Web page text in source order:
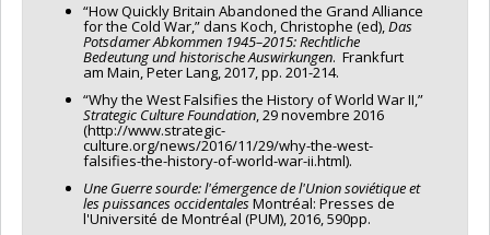
“How Quickly Britain Abandoned the Grand Alliance
for the Cold War,” dans Koch, Christophe (ed),Das
Potsdamer Abkommen 1945–2015: Rechtliche
Bedeutung und historische Auswirkungen. Frankfurt
am Main, Peter Lang, 2017, pp. 201-214.
“Why the West Falsifies the History of World War II,”
Strategic Culture Foundation, 29 novembre 2016
(http://www.strategic-
culture.org/news/2016/11/29/why-the-west-
falsifies-the-history-of-world-war-ii.html).
Une Guerre sourde: l'émergence de l'Union soviétique et
les puissances occidentalesMontréal: Presses de
l'Université de Montréal (PUM), 2016, 590pp.